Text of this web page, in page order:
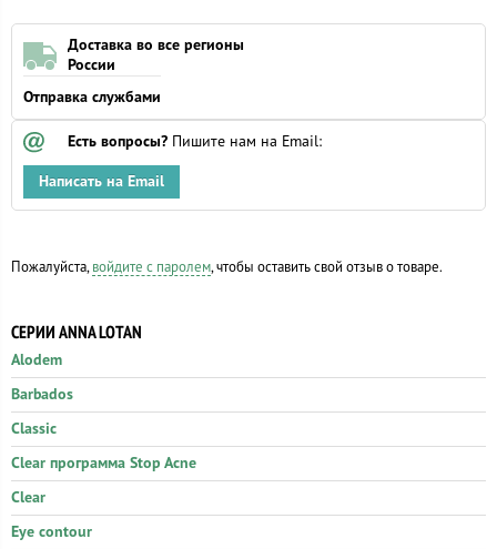
Доставка во все регионы
России
Отправка службами
Есть вопросы? Пишите нам на Email:
Написать на Email
Пожалуйста, войдите с паролем, чтобы оставить свой отзыв о товаре.
СЕРИИ ANNA LOTAN
Alodem
Barbados
Classic
Clear программа Stop Acne
Clear
Eye contour